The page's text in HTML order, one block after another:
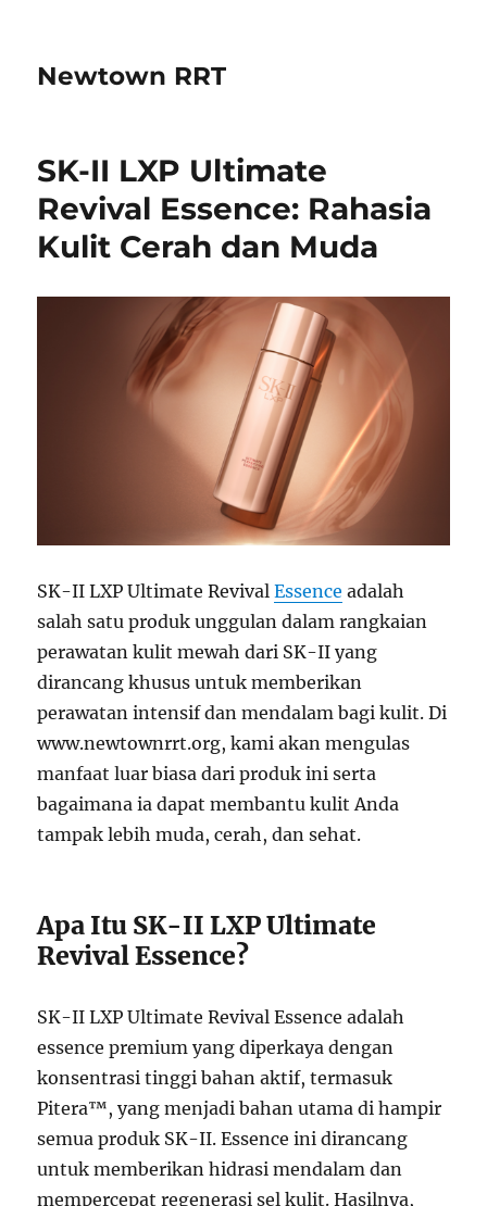
Newtown RRT
SK-II LXP Ultimate
Revival Essence: Rahasia
Kulit Cerah dan Muda
SK-II LXP Ultimate RevivalEssence adalah
salah satu produk unggulan dalam rangkaian
perawatan kulit mewah dari SK-II yang
dirancang khusus untuk memberikan
perawatan intensif dan mendalam bagi kulit. Di
www.newtownrrt.org, kami akan mengulas
manfaat luar biasa dari produk ini serta
bagaimana ia dapat membantu kulit Anda
tampak lebih muda, cerah, dan sehat.
Apa Itu SK-II LXP Ultimate
Revival Essence?
SK-II LXP Ultimate Revival Essence adalah
essence premium yang diperkaya dengan
konsentrasi tinggi bahan aktif, termasuk
Pitera™, yang menjadi bahan utama di hampir
semua produk SK-II. Essence ini dirancang
untuk memberikan hidrasi mendalam dan
mempercepat regenerasi sel kulit. Hasilnya,